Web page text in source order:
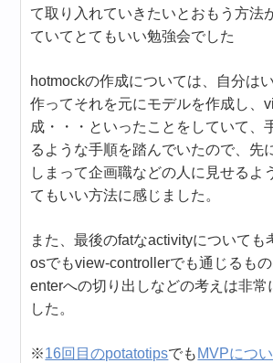
て取り入れていきたいとおもう方法
ていてとてもいい勉強会でした
hotmockの作成については、自分は
作ってそれを元にモデルを作成し、
成・・・といったことをしていて、
るような手順を踏んでいたので、先
しまって企画職などの人に見せるよ
てもいい方法に感じました。
また、最後のfatなactivityについても
osでもview-controllerでも通じるも
enterへの切り出しなどの考えは非常
した。
※16回目のpotatotipsでも MVPにつ